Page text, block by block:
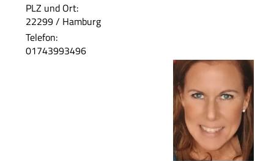
PLZ und Ort:
22299 / Hamburg
Telefon:
01743993496